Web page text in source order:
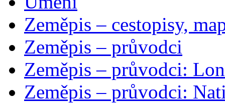
Zeměpis – cestopisy,
Zeměpis – průvodci
Zeměpis – průvodci:
Zeměpis – průvodci: